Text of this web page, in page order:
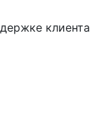
клиента